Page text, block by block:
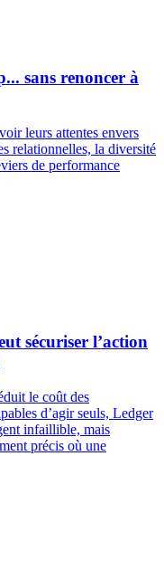
sans renoncer à
leurs attentes envers
relationnelles, la diversité
de performance
sécuriser l’action
le coût des
d’agir seuls, Ledger
infaillible, mais
précis où une